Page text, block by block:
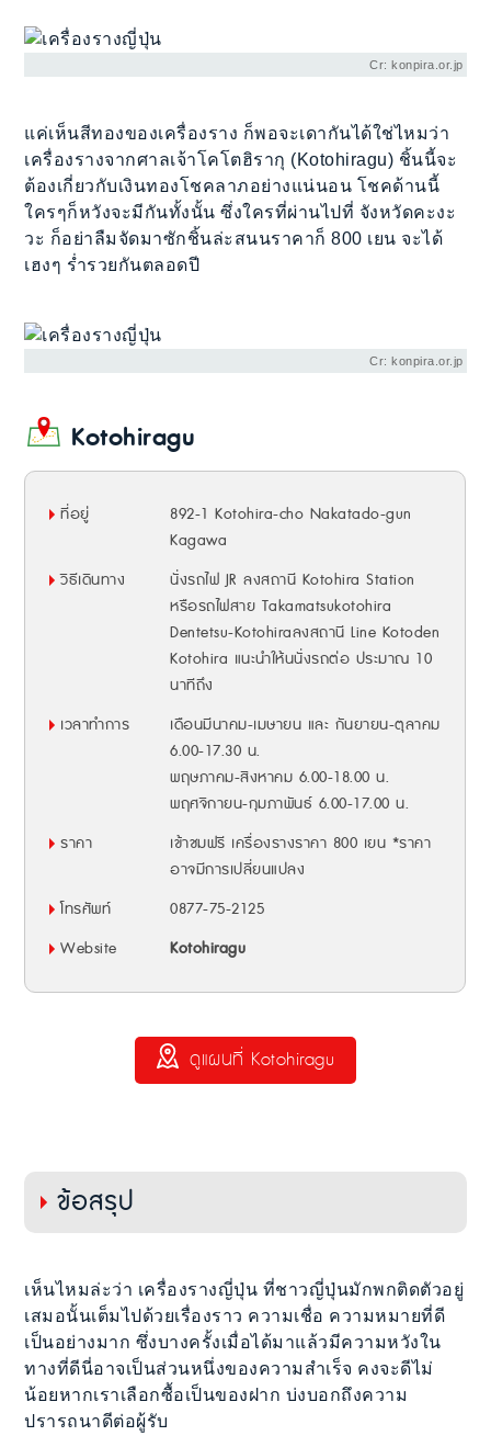
Cr: konpira.or.jp
แค่เห็นสีทองของเครื่องราง ก็พอจะเดากันได้ใช่ไหมว่า
เครื่องรางจากศาลเจ้าโคโตฮิรากุ (Kotohiragu) ชิ้นนี้จะ
ต้องเกี่ยวกับเงินทองโชคลาภอย่างแน่นอน โชคด้านนี้
ใครๆก็หวังจะมีกันทั้งนั้น ซึ่งใครที่ผ่านไปที่ จังหวัดคะงะ
วะ ก็อย่าลืมจัดมาซักชิ้นล่ะสนนราคาก็ 800 เยน จะได้
เฮงๆ ร่ำรวยกันตลอดปี
Cr: konpira.or.jp
Kotohiragu
ที่อยู่
892-1 Kotohira-cho Nakatado-gun
Kagawa
วิธีเดินทาง
นั่งรถไฟ JR ลงสถานี Kotohira Station
หรือรถไฟสาย Takamatsukotohira
Dentetsu-Kotohiraลงสถานี Line Kotoden
Kotohira แนะนำให้นนั่งรถต่อ ประมาณ 10
นาทีถึง
เวลาทำการ
เดือนมีนาคม-เมษายน และ กันยายน-ตุลาคม
6.00-17.30 น.
พฤษภาคม-สิงหาคม 6.00-18.00 น.
พฤศจิกายน-กุมภาพันธ์ 6.00-17.00 น.
ราคา
เข้าชมฟรี เครื่องรางราคา 800 เยน *ราคา
อาจมีการเปลี่ยนแปลง
โทรศัพท์
0877-75-2125
Website
Kotohiragu
ดูแผนที่ Kotohiragu
ข้อสรุป
เห็นไหมล่ะว่า เครื่องรางญี่ปุ่น ที่ชาวญี่ปุ่นมักพกติดตัวอยู่
เสมอนั้นเต็มไปด้วยเรื่องราว ความเชื่อ ความหมายที่ดี
เป็นอย่างมาก ซึ่งบางครั้งเมื่อได้มาแล้วมีความหวังใน
ทางที่ดีนี่อาจเป็นส่วนหนึ่งของความสำเร็จ คงจะดีไม่
น้อยหากเราเลือกซื้อเป็นของฝาก บ่งบอกถึงความ
ปรารถนาดีต่อผู้รับ